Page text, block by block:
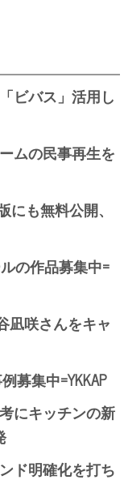
ビバス」活用し
ムの民事再生を
も無料公開、
の作品募集中=
凪咲さんをキャ
募集中=YKKAP
にキッチンの新
ド明確化を打ち